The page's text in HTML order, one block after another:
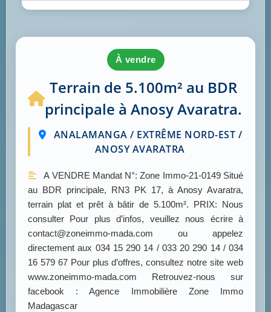
à vendre
Terrain de 5.100m² au BDR
principale à Anosy Avaratra.
ANALAMANGA / EXTRÊME NORD-EST /
ANOSY AVARATRA
A VENDRE Mandat N°: Zone Immo-21-0149 Situé
au BDR principale, RN3 PK 17, à Anosy Avaratra,
terrain plat et prêt à bâtir de 5.100m². PRIX: Nous
consulter Pour plus d’infos, veuillez nous écrire à
contact@zoneimmo-mada.com ou appelez
directement aux 034 15 290 14 / 033 20 290 14 / 034
16 579 67 Pour plus d’offres, consultez notre site web
www.zoneimmo-mada.com Retrouvez-nous sur
facebook : Agence Immobilière Zone Immo
Madagascar